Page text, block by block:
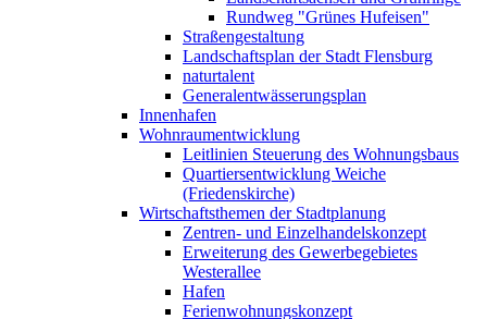
Rundweg "Grünes Hufeisen"
Straßengestaltung
Landschaftsplan der Stadt Flensburg
naturtalent
Generalentwässerungsplan
Innenhafen
Wohnraumentwicklung
Leitlinien Steuerung des Wohnungsbaus
Quartiersentwicklung Weiche
(Friedenskirche)
Wirtschaftsthemen der Stadtplanung
Zentren- und Einzelhandelskonzept
Erweiterung des Gewerbegebietes
Westerallee
Hafen
Ferienwohnungskonzept